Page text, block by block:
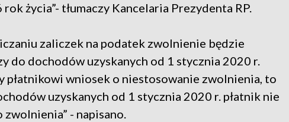
życia”- tłumaczy Kancelaria Prezydenta RP.
zaliczek na podatek zwolnienie będzie
do dochodów uzyskanych od 1 stycznia 2020 r.
płatnikowi wniosek o niestosowanie zwolnienia, to
uzyskanych od 1 stycznia 2020 r. płatnik nie
zwolnienia” - napisano.